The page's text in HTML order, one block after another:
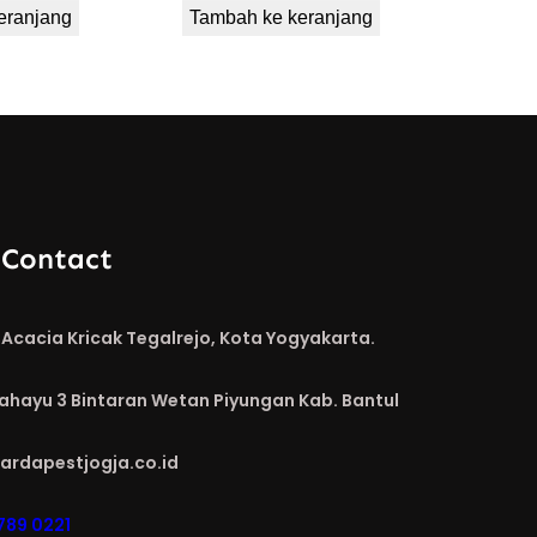
Tambah ke keranjang
Kricak Tegalrejo, Kota Yogyakarta.
3 Bintaran Wetan Piyungan Kab. Bantul
0221